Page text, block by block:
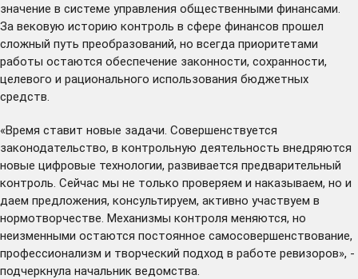
значение в системе управления общественными финансами.
За вековую историю контроль в сфере финансов прошел
сложный путь преобразований, но всегда приоритетами
работы остаются обеспечение законности, сохранности,
целевого и рационального использования бюджетных
средств.
«Время ставит новые задачи. Совершенствуется
законодательство, в контрольную деятельность внедряются
новые цифровые технологии, развивается предварительный
контроль. Сейчас мы не только проверяем и наказываем, но и
даем предложения, консультируем, активно участвуем в
нормотворчестве. Механизмы контроля меняются, но
неизменными остаются постоянное самосовершенствование,
профессионализм и творческий подход в работе ревизоров», -
подчеркнула начальник ведомства.